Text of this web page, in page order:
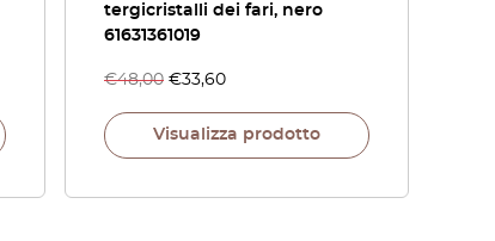
tergicristalli dei fari, nero
61631361019
€48,00 €33,60
Visualizza prodotto